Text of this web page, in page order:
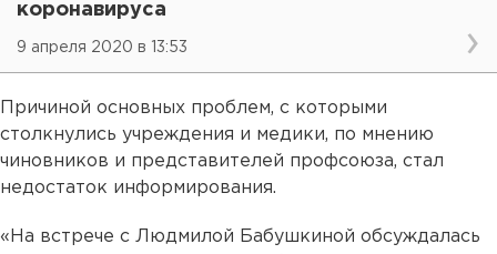
коронавируса
9 апреля 2020 в 13:53
Причиной основных проблем, с которыми
столкнулись учреждения и медики, по мнению
чиновников и представителей профсоюза, стал
недостаток информирования.
«На встрече с Людмилой Бабушкиной обсуждалась